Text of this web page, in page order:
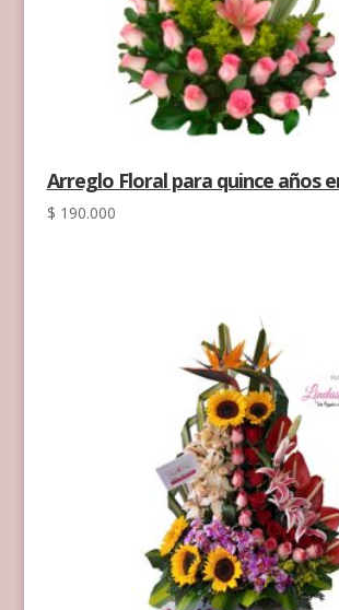
Arreglo Floral para quince años
$ 190.000